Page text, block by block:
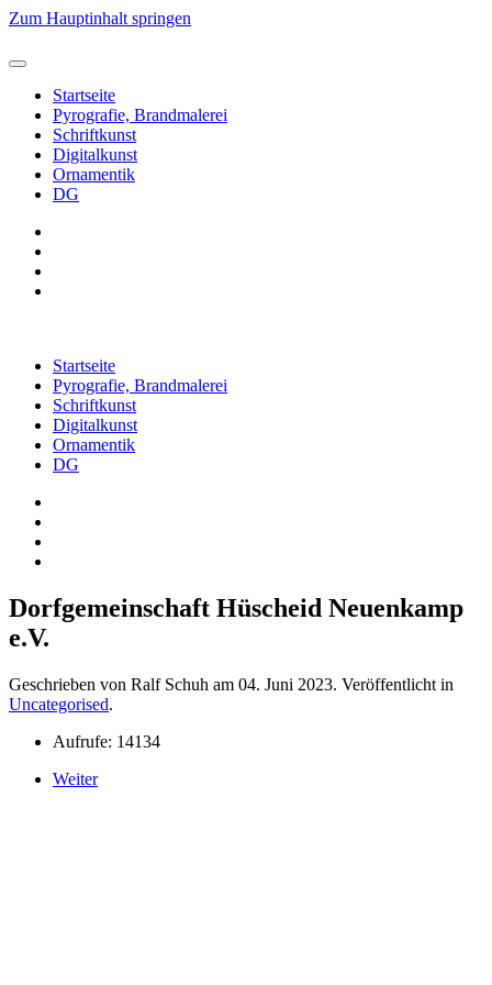
Zum Hauptinhalt springen
Startseite
Pyrografie, Brandmalerei
Schriftkunst
Digitalkunst
Ornamentik
DG
Startseite
Pyrografie, Brandmalerei
Schriftkunst
Digitalkunst
Ornamentik
DG
Dorfgemeinschaft Hüscheid Neuenkamp
e.V.
Geschrieben von Ralf Schuh am 04. Juni 2023. Veröffentlicht in
Uncategorised.
Aufrufe: 14134
Weiter